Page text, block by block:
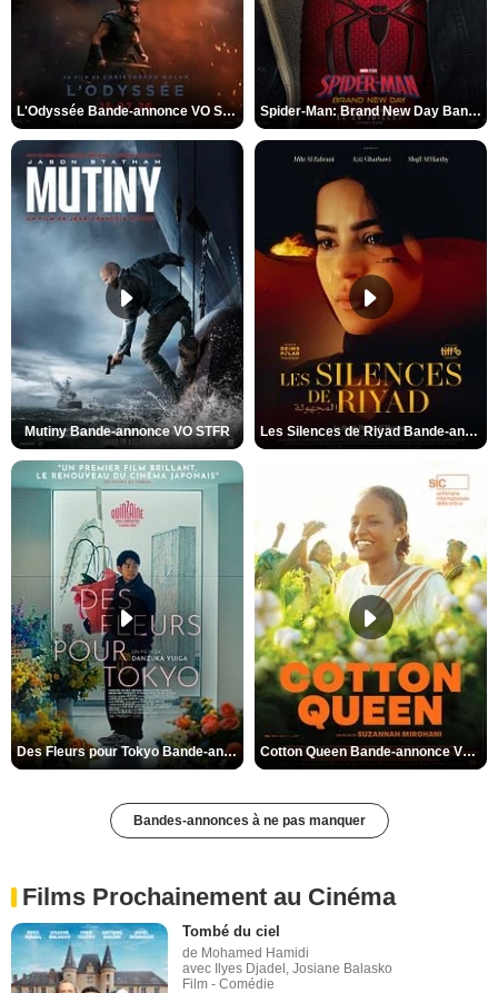
L'Odyssée Bande-annonce VO STFR Spider-Man: Brand New Day Bande-annonce VO STFR
Mutiny Bande-annonce VO STFR Les Silences de Riyad Bande-annonce VO STFR
Des Fleurs pour Tokyo Bande-annonce VO STFR Cotton Queen Bande-annonce VO STFR
Bandes-annonces à ne pas manquer
Films Prochainement au Cinéma
Tombé du ciel
de Mohamed Hamidi
avec Ilyes Djadel, Josiane Balasko
Film - Comédie